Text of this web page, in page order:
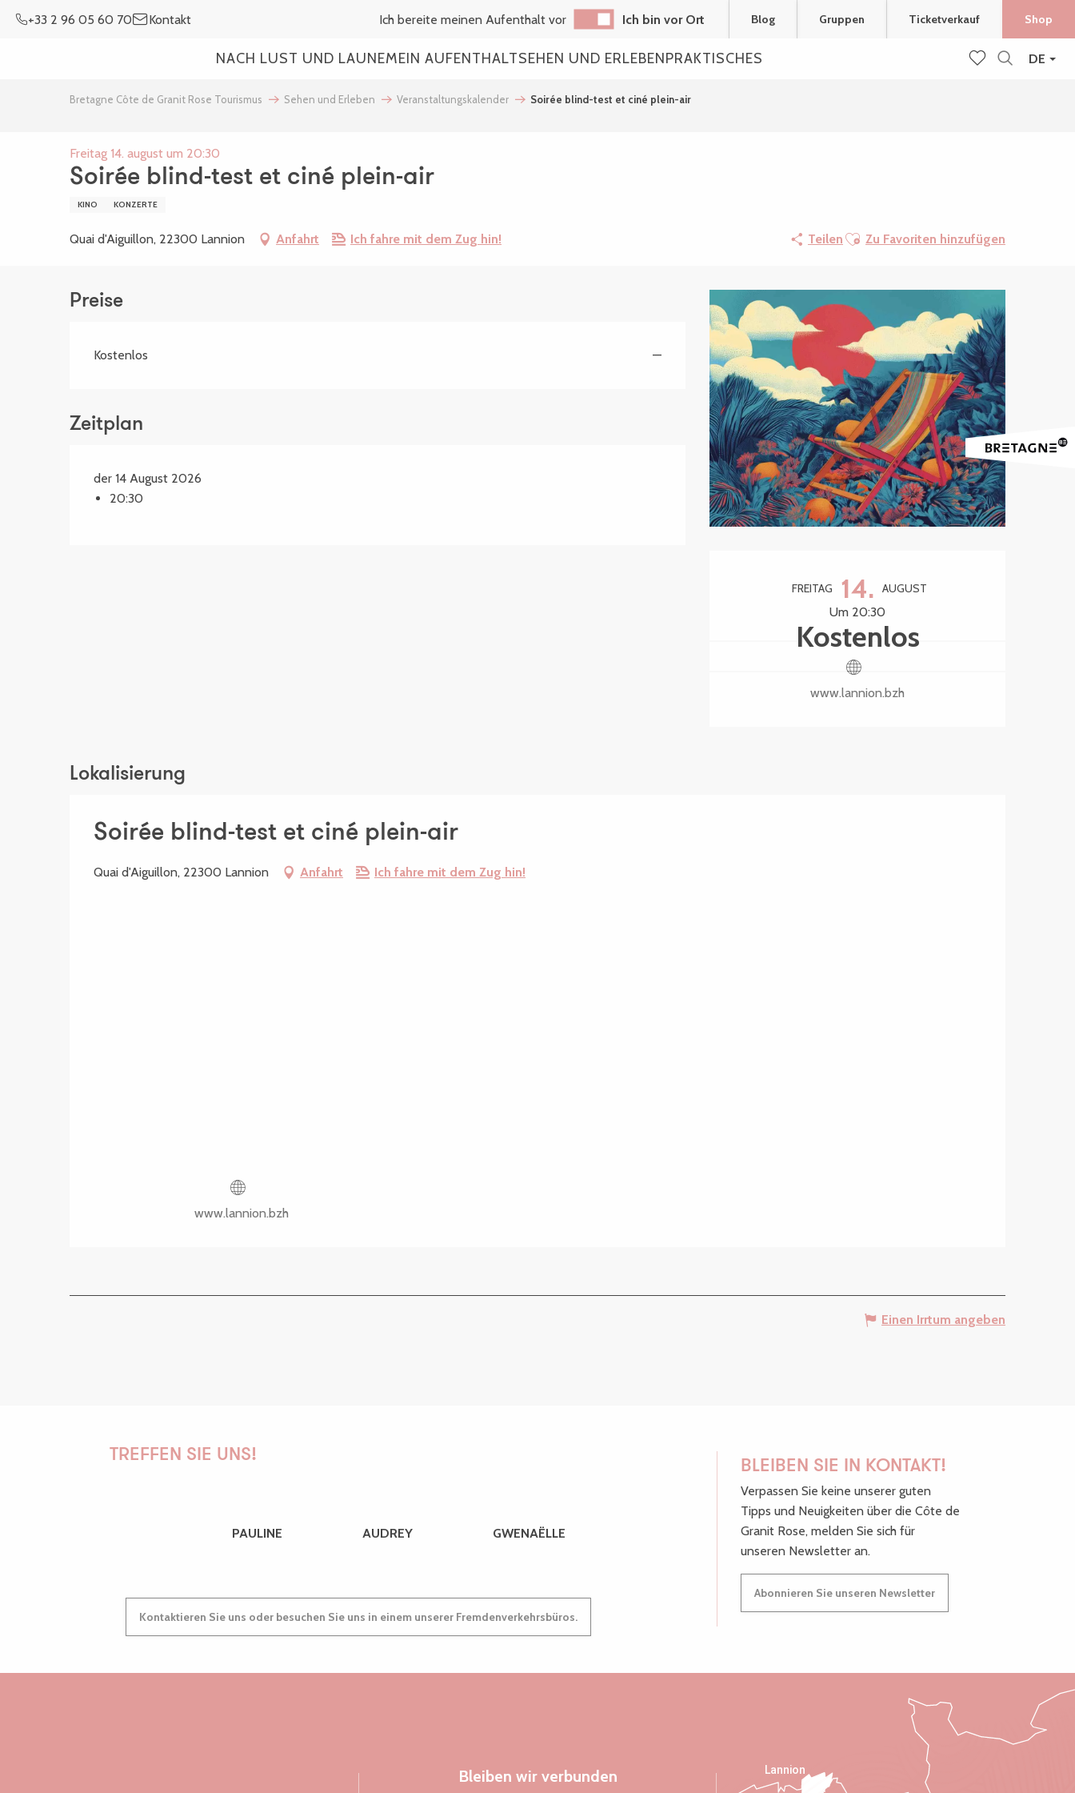
DE
+33 2 96 05 60 70 Kontakt Ich bereite meinen Aufenthalt vor Ich bin vor Ort Blog Gruppen Ticketverkauf Shop
NACH LUST UND LAUNEMEIN AUFENTHALTSEHEN UND ERLEBENPRAKTISCHES
Bretagne Côte de Granit Rose Tourismus Sehen und Erleben Veranstaltungskalender Soirée blind-test et ciné plein-air
Freitag 14. august um 20:30
Soirée blind-test et ciné plein-air
KINO KONZERTE
Quai d'Aiguillon, 22300 Lannion Anfahrt Ich fahre mit dem Zug hin! Teilen Ajouter aux favoris
Zu Favoriten hinzufügen
FREITAG 14. AUGUST
Um 20:30
Kostenlos
www.lannion.bzh
Preise
Kostenlos —
Zeitplan
der 14 August 2026
20:30
Lokalisierung
Soirée blind-test et ciné plein-air
Quai d'Aiguillon, 22300 Lannion Anfahrt Ich fahre mit dem Zug hin!
www.lannion.bzh
Einen Irrtum angeben
TREFFEN SIE UNS!
PAULINE AUDREY GWENAËLLE
Kontaktieren Sie uns oder besuchen Sie uns in einem unserer Fremdenverkehrsbüros.
BLEIBEN SIE IN KONTAKT!
Verpassen Sie keine unserer guten
Tipps und Neuigkeiten über die Côte de
Granit Rose, melden Sie sich für
unseren Newsletter an.
Abonnieren Sie unseren Newsletter
Bleiben wir verbunden Lannion